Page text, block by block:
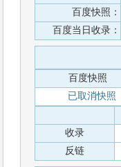
百度快照：
百度当日收录：
百度快照
已取消快照
收录
反链